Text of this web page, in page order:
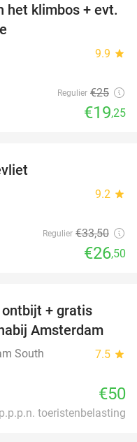
23%
het klimbos + evt.
9.9 star
Regulier €25
€19,25
9.2 star
Regulier €33,50
€26,50
+ gratis
Amsterdam
South 7.5 star
€50
toeristenbelasting